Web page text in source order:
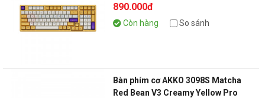
890.000đ
Còn hàng So sánh
Bàn phím cơ AKKO 3098S Matcha
Red Bean V3 Creamy Yellow Pro